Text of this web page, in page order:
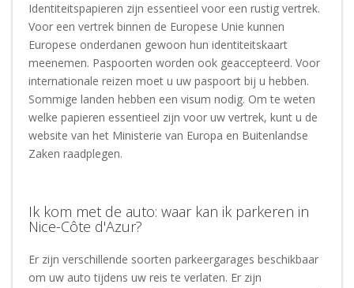
Identiteitspapieren zijn essentieel voor een rustig vertrek.
Voor een vertrek binnen de Europese Unie kunnen
Europese onderdanen gewoon hun identiteitskaart
meenemen. Paspoorten worden ook geaccepteerd. Voor
internationale reizen moet u uw paspoort bij u hebben.
Sommige landen hebben een visum nodig. Om te weten
welke papieren essentieel zijn voor uw vertrek, kunt u de
website van het Ministerie van Europa en Buitenlandse
Zaken raadplegen.
Ik kom met de auto: waar kan ik parkeren in
Nice-Côte d'Azur?
Er zijn verschillende soorten parkeergarages beschikbaar
om uw auto tijdens uw reis te verlaten. Er zijn